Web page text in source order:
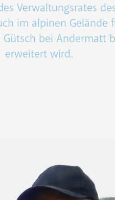
Verwaltungsrates
im alpinen Gelände
bei Andermatt
erweitert wird.